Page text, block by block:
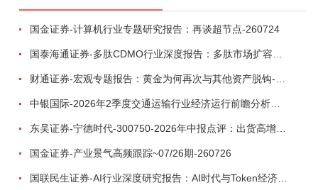
国金证券-计算机行业专题研究报告：再谈超节点-260724
中银国际-2026年2季度交通运输行业经济运行前瞻分析：地缘冲突致航运和航空景气度分化，交通基础设施板块总体呈现稳健特征-260724
东吴证券-宁德时代-300750-2026年中报点评：出货高增业绩稳健，回购彰显龙头信心-260726
国金证券-产业景气高频跟踪~07/26期-260726
国联民生证券-AI行业深度研究报告：AI时代与Token经济，从技术符号到数字石油-260801